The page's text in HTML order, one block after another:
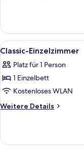
Doppelzimmer
Alle
Fotos
für
Classic-
Einzelzimmer
anzeigen
11
Classic-Einzelzimmer
Platz für 1 Person
1 Einzelbett
Kostenloses WLAN
Weitere Details
Weitere
Einzelzimmer